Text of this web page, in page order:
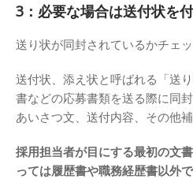
3：必要な場合は送付状を
送り状が同封されているかチェッ
送付状、添え状と呼ばれる「送
書などの応募書類を送る際に同
あいさつ文、送付内容、その他
採用担当者が目にする最初の文
っては履歴書や職務経歴書以外